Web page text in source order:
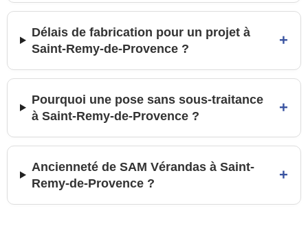
Délais de fabrication pour un projet à
Saint-Remy-de-Provence ?
+
Pourquoi une pose sans sous-traitance
à Saint-Remy-de-Provence ?
+
Ancienneté de SAM Vérandas à Saint-
Remy-de-Provence ?
+